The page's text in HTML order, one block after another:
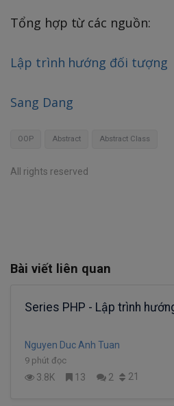
Tổng hợp từ các nguồn:
Lập trình hướng đối tượng
Sang Dang
OOP Abstract Abstract Class
All rights reserved
Bài viết liên quan
Series PHP - Lập trình
Nguyen Duc Anh Tuan
9 phút đọc
3.8K 13 2 21